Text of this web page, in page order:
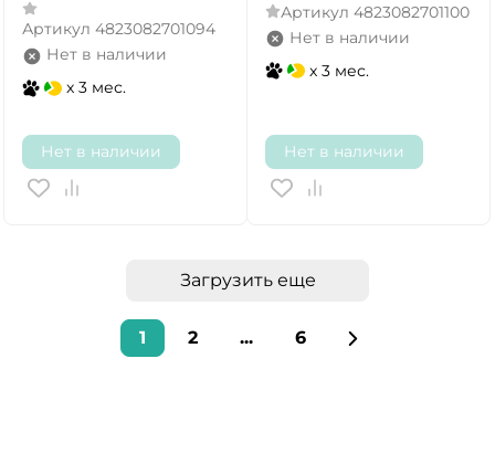
Артикул 4823082701094
Нет в наличии
x 3 мес.
Нет в наличии
Артикул 4823082701100
Нет в наличии
x 3 мес.
Нет в наличии
Загрузить еще
1 2 ... 6